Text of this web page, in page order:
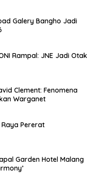
Galery Bangho Jadi
Rampal: JNE Jadi Otak
Clement: Fenomena
Warganet
Raya Pererat
Garden Hotel Malang